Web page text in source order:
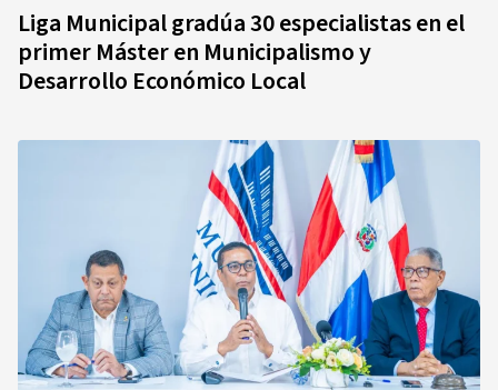
Liga Municipal gradúa 30 especialistas en el
primer Máster en Municipalismo y
Desarrollo Económico Local